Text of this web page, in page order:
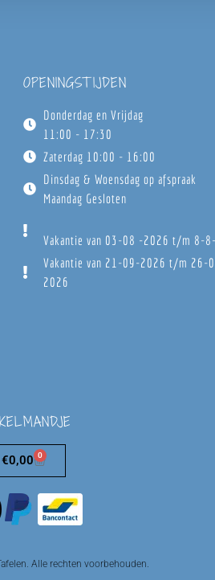
OPENINGSTIJDEN
Donderdag en Vrijdag
11:00 - 17:30
Zaterdag 10:00 - 16:00
Dinsdag & Woensdag op afspraak
Maandag Gesloten
Vakantie van 03-08 -2026 t/m 8-
Vakantie van 21-09-2026 t/m 26-
2026
€0,00 0
Alle rechten voorbehouden.